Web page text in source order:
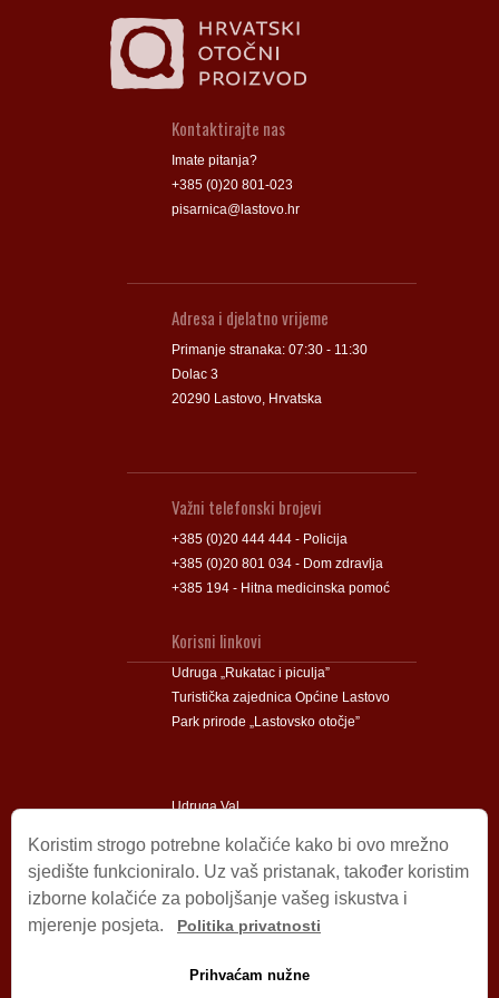
Kontaktirajte nas
Imate pitanja?
+385 (0)20 801-023
pisarnica@lastovo.hr
Adresa i djelatno vrijeme
Primanje stranaka: 07:30 - 11:30
Dolac 3
20290 Lastovo, Hrvatska
Važni telefonski brojevi
+385 (0)20 444 444 - Policija
+385 (0)20 801 034 - Dom zdravlja
+385 194 - Hitna medicinska pomoć
Korisni linkovi
Udruga „Rukatac i piculja”
Turistička zajednica Općine Lastovo
Park prirode „Lastovsko otočje”
Udruga Val
Impressum
© 2009 – 2026 Općina Lastovo.
Koristim strogo potrebne kolačiće kako bi ovo mrežno
sjedište funkcioniralo. Uz vaš pristanak, također koristim
izborne kolačiće za poboljšanje vašeg iskustva i
mjerenje posjeta.
Politika privatnosti
Prihvaćam nužne